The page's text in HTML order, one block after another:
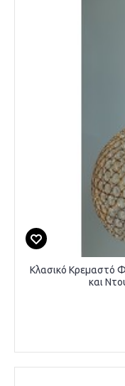
Κλασικό Κρεμαστό
και